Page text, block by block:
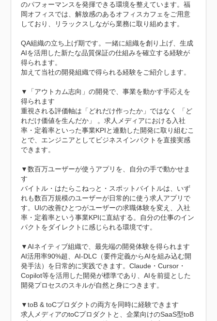
のパフォーマンスを発揮できる環境を整えています。福
岡オフィスでは、解放感のあるオフィスカフェをご用意
しており、リラックスしながら業務に取り組めます。
QA組織の立ち上げ期です。一緒に組織を創り上げ、生成
AIを活用した新たな品質保証の仕組みを確立する経験が
得られます。
加えて当社の開発組織で得られる経験をご紹介します。
▼「アウトカム志向」の開発で、事業を動かす手応えを
得られます
重視される評価軸は「どれだけ作ったか」ではなく 「ど
れだけ価値を生んだか」 。求人メディアにおける入社
率・定着率といった事業KPIと連動した開発に取り組むこ
とで、エンジニアとしてビジネスインパクトを直接実感
できます。
▼数百万ユーザーが使うアプリを、自分の手で動かせま
す
バイトル・はたらこねっと・スポットバイトルは、いず
れも数百万規模のユーザーが日常的に使う求人アプリで
す。UIの改善ひとつがユーザーの求職体験を変え、入社
率・定着率という事業KPIに直結する。自分の仕事のイン
パクトをダイレクトに感じられる環境です。
▼AIネイティブ組織で、最先端の開発体験を得られます
AI活用率90%超、AI-DLC（要件定義からAIを組み込む開
発手法）を日常的に実践できます。Claude・Cursor・
Copilot等を活用した開発が標準であり、AIを前提とした
開発プロセスのスキルが自然と身につきます。
▼toB & toCプロダクトの両方を同時に経験できます
求人メディアのtoCプロダクトと、企業向けのSaaS型toB